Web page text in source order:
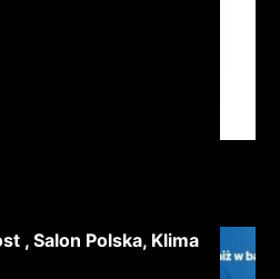
, Salon Polska, Klima